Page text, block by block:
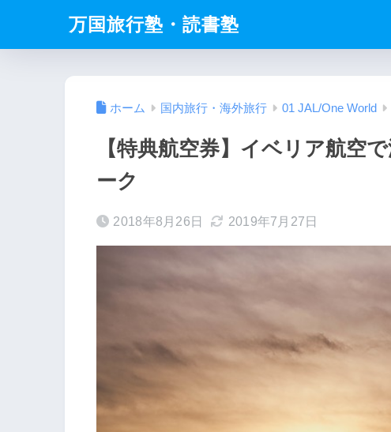
万国旅行塾・読書塾
ホーム 国内旅行・海外旅行 01 JAL/One World
【特典航空券】イベリア航空
ーク
2018年8月26日 2019年7月27日